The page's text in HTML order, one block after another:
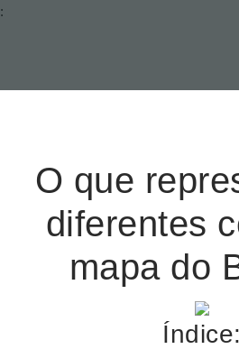
:
O que
diferentes
mapa do
Índice: